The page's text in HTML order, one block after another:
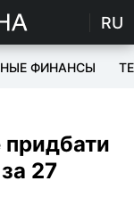
RU
ФИНАНСЫ
27